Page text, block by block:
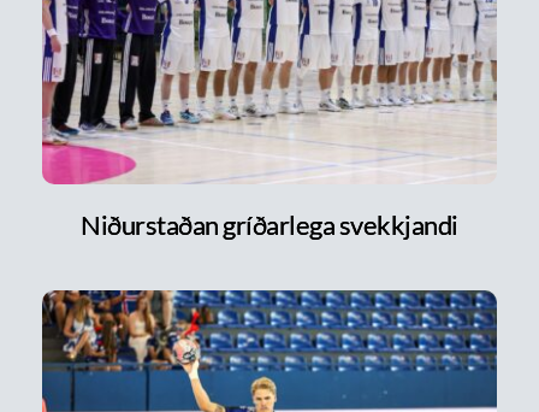
Niðurstaðan gríðarlega svekkjandi